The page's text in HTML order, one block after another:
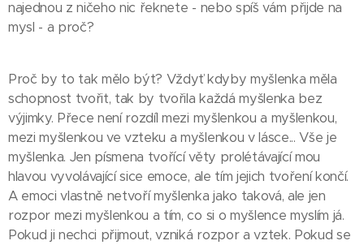
najednou z ničeho nic řeknete - nebo spíš vám přijde na
mysl - a proč?
Proč by to tak mělo být? Vždyť kdyby myšlenka měla
schopnost tvořit, tak by tvořila každá myšlenka bez
výjimky. Přece není rozdíl mezi myšlenkou a myšlenkou,
mezi myšlenkou ve vzteku a myšlenkou v lásce... Vše je
myšlenka. Jen písmena tvořící věty prolétávající mou
hlavou vyvolávající sice emoce, ale tím jejich tvoření končí.
A emoci vlastně netvoří myšlenka jako taková, ale jen
rozpor mezi myšlenkou a tím, co si o myšlence myslím já.
Pokud ji nechci přijmout, vzniká rozpor a vztek. Pokud se